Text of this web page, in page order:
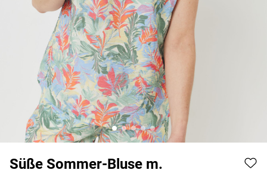
Süße Sommer-Bluse m.